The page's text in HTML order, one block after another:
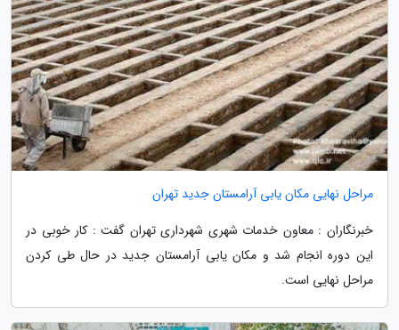
مراحل نهایی مکان یابی آرامستان جدید تهران
خبرنگاران : معاون خدمات شهری شهرداری تهران گفت : کار خوبی در
این دوره انجام شد و مکان یابی آرامستان جدید در حال طی کردن
مراحل نهایی است.